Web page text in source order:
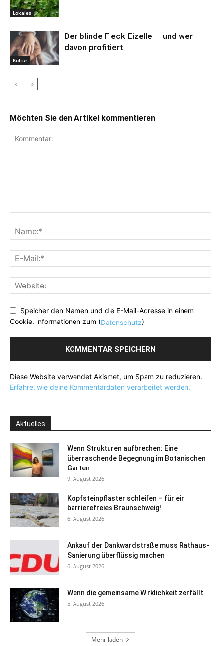
Lokales
Kultur
Der blinde Fleck Eizelle — und wer
davon profitiert
Möchten Sie den Artikel kommentieren
Speicher den Namen und die E-Mail-Adresse in einem
Cookie. Informationen zum (Datenschutz)
Diese Website verwendet Akismet, um Spam zu reduzieren.
Erfahre, wie deine Kommentardaten verarbeitet werden.
Aktuelles
Wenn Strukturen aufbrechen: Eine
überraschende Begegnung im Botanischen
Garten
9. August 2026
Kopfsteinpflaster schleifen – für ein
barrierefreies Braunschweig!
6. August 2026
Ankauf der Dankwardstraße muss Rathaus-
Sanierung überflüssig machen
6. August 2026
Wenn die gemeinsame Wirklichkeit zerfällt
5. August 2026
Mehr laden